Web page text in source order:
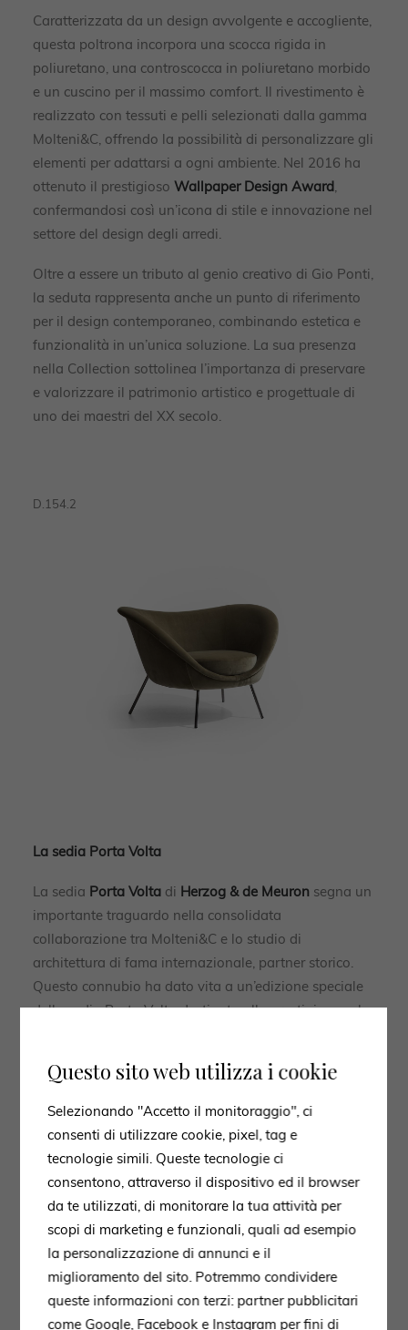
Caratterizzata da un design avvolgente e accogliente,
questa poltrona incorpora una scocca rigida in
poliuretano, una controscocca in poliuretano morbido
e un cuscino per il massimo comfort. Il rivestimento è
realizzato con tessuti e pelli selezionati dalla gamma
Molteni&C, offrendo la possibilità di personalizzare gli
elementi per adattarsi a ogni ambiente. Nel 2016 ha
ottenuto il prestigioso Wallpaper Design Award,
confermandosi così un’icona di stile e innovazione nel
settore del design degli arredi.
Oltre a essere un tributo al genio creativo di Gio Ponti,
la seduta rappresenta anche un punto di riferimento
per il design contemporaneo, combinando estetica e
funzionalità in un’unica soluzione. La sua presenza
nella Collection sottolinea l’importanza di preservare
e valorizzare il patrimonio artistico e progettuale di
uno dei maestri del XX secolo.
D.154.2
La sedia Porta Volta
La sedia Porta Volta di Herzog & de Meuron segna un
importante traguardo nella consolidata
collaborazione tra Molteni&C e lo studio di
architettura di fama internazionale, partner storico.
Questo connubio ha dato vita a un’edizione speciale
della sedia Porta Volta destinata alla prestigiosa sala
di innovazione e design.
Questo sito web utilizza i cookie
Selezionando "Accetto il monitoraggio", ci
consenti di utilizzare cookie, pixel, tag e
tecnologie simili. Queste tecnologie ci
consentono, attraverso il dispositivo ed il browser
da te utilizzati, di monitorare la tua attività per
scopi di marketing e funzionali, quali ad esempio
la personalizzazione di annunci e il
miglioramento del sito. Potremmo condividere
queste informazioni con terzi: partner pubblicitari
come Google, Facebook e Instagram per fini di